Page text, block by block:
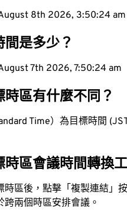
8th 2026, 3:50:25 am
是多少？
7th 2026, 7:50:25 am
區有什麼不同？
Time）為目標時間
時區會議時間轉換
時區後，點擊「複製連結」
兩個時區安排會議。